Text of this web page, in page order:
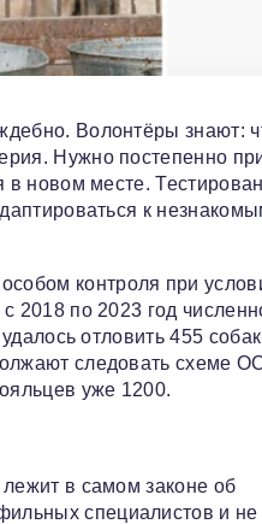
Волонтёры знают:
Нужно постепенно
в новом месте.
к
контроля при
2018 по 2023 год
отловить 455
следовать схеме
уже 1200.
лежит в самом законе об
специалистов и не